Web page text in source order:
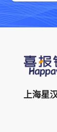
上海星